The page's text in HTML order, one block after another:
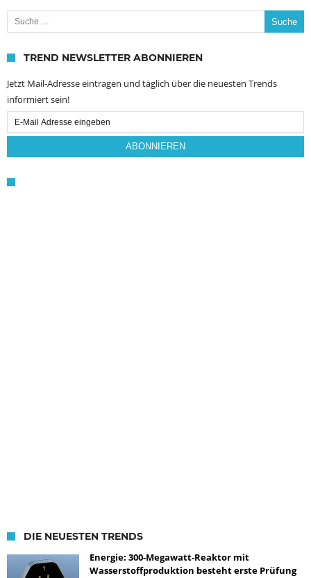
Suche nach:
TREND NEWSLETTER ABONNIEREN
Jetzt Mail-Adresse eintragen und täglich über die neuesten Trends
informiert sein!
Email
Subscription
ABONNIEREN
DIE NEUESTEN TRENDS
Energie: 300-Megawatt-Reaktor mit
Wasserstoffproduktion besteht erste Prüfung